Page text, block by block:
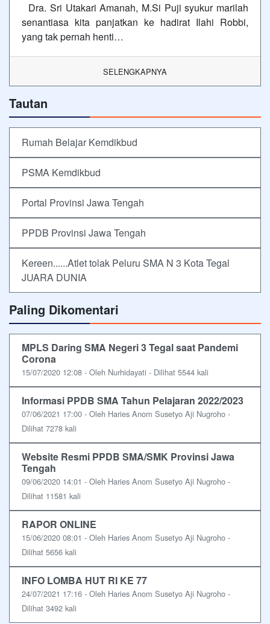
Dra. Sri Utakari Amanah, M.Si Puji syukur marilah
senantiasa kita panjatkan ke hadirat Ilahi Robbi,
yang tak pernah henti…
SELENGKAPNYA
Tautan
Rumah Belajar Kemdikbud
PSMA Kemdikbud
Portal Provinsi Jawa Tengah
PPDB Provinsi Jawa Tengah
Kereen......Atlet tolak Peluru SMA N 3 Kota Tegal
JUARA DUNIA
Paling Dikomentari
MPLS Daring SMA Negeri 3 Tegal saat Pandemi
Corona
15/07/2020 12:08 - Oleh Nurhidayati - Dilihat 5544 kali
Informasi PPDB SMA Tahun Pelajaran 2022/2023
07/06/2021 17:00 - Oleh Haries Anom Susetyo Aji Nugroho -
Dilihat 7278 kali
Website Resmi PPDB SMA/SMK Provinsi Jawa
Tengah
09/06/2020 14:01 - Oleh Haries Anom Susetyo Aji Nugroho -
Dilihat 11581 kali
RAPOR ONLINE
15/06/2020 08:01 - Oleh Haries Anom Susetyo Aji Nugroho -
Dilihat 5656 kali
INFO LOMBA HUT RI KE 77
24/07/2021 17:16 - Oleh Haries Anom Susetyo Aji Nugroho -
Dilihat 3492 kali